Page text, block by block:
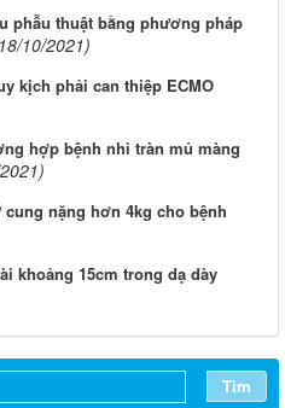
phẫu thuật bằng phương pháp
10/2021)
kịch phải can thiệp ECMO
hợp bệnh nhi tràn mủ màng
nặng hơn 4kg cho bệnh
khoảng 15cm trong dạ dày
Tìm